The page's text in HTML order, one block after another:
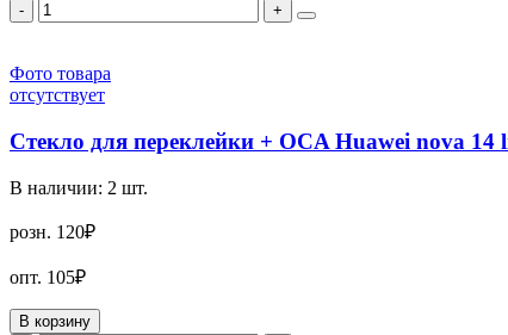
-
+
Фото товара
отсутствует
Стекло для переклейки + OCA Huawei nova
В наличии: 2 шт.
розн. 120₽
опт. 105₽
В корзину